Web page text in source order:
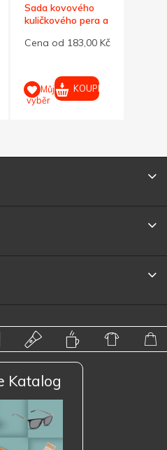
Sada kovového
kuličkového pera a
Cena od 183,00 Kč
Můj
výběr
KOUPIT
Katalog